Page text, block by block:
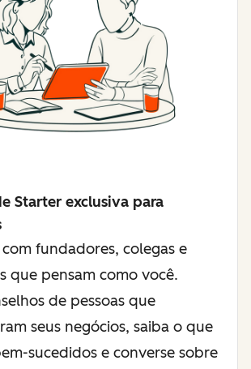
Starter exclusiva para
fundadores, colegas e
que pensam como você.
de pessoas que
seus negócios, saiba o que
sucedidos e converse sobre